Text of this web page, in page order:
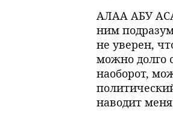
АЛАА АБУ
ним
не уверен,
можно долго
наоборот,
наводит